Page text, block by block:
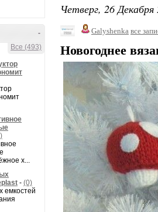
-
Все (493)
х...
- (0)
емкостей
Четверг, 26
Galyshenka все
Новогоднее